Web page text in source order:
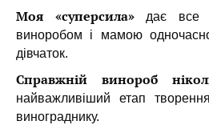
Моя «суперсила»дає все
виноробом і мамою
дівчаток.
Справжній винороб
найважливіший етап
винограднику.